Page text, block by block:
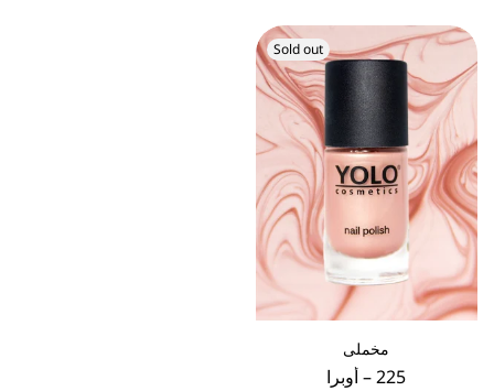
Sold out
مخملى
225 – أوبرا